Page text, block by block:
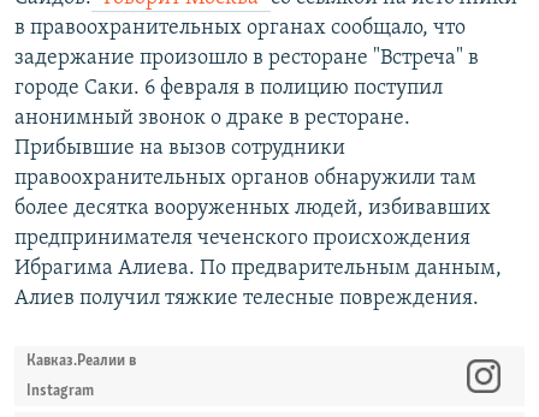
в правоохранительных органах сообщало, что
задержание произошло в ресторане "Встреча" в
городе Саки. 6 февраля в полицию поступил
анонимный звонок о драке в ресторане.
Прибывшие на вызов сотрудники
правоохранительных органов обнаружили там
более десятка вооруженных людей, избивавших
предпринимателя чеченского происхождения
Ибрагима Алиева. По предварительным данным,
Алиев получил тяжкие телесные повреждения.
Кавказ.Реалии в
Instagram